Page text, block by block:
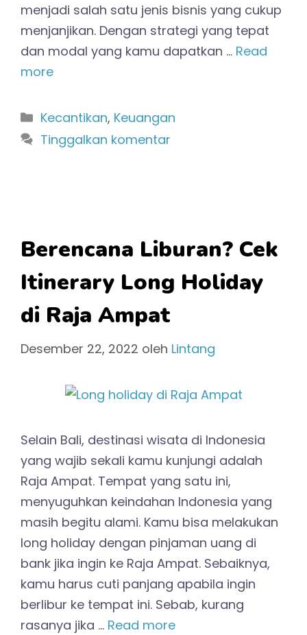
menjadi salah satu jenis bisnis yang cukup
menjanjikan. Dengan strategi yang tepat
dan modal yang kamu dapatkan … Read
more
Kategori
Kecantikan, Keuangan
Tinggalkan komentar
Berencana Liburan? Cek
Itinerary Long Holiday
di Raja Ampat
Desember 22, 2022 oleh Lintang
Selain Bali, destinasi wisata di Indonesia
yang wajib sekali kamu kunjungi adalah
Raja Ampat. Tempat yang satu ini,
menyuguhkan keindahan Indonesia yang
masih begitu alami. Kamu bisa melakukan
long holiday dengan pinjaman uang di
bank jika ingin ke Raja Ampat. Sebaiknya,
kamu harus cuti panjang apabila ingin
berlibur ke tempat ini. Sebab, kurang
rasanya jika … Read more